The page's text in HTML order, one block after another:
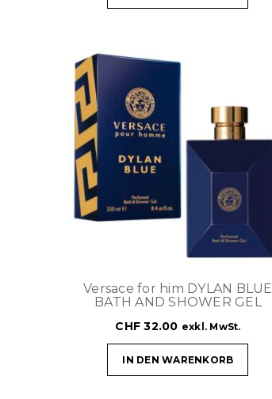
Versace for him DYLAN BLUE
BATH AND SHOWER GEL
CHF 32.00 exkl. MwSt.
IN DEN WARENKORB